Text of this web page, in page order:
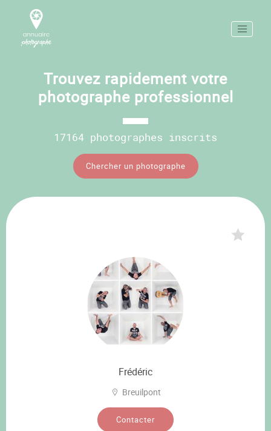
Trouvez rapidement votre
photographe professionnel
17164 photographes inscrits
Chercher un photographe
Frédéric
Breuilpont
Contacter